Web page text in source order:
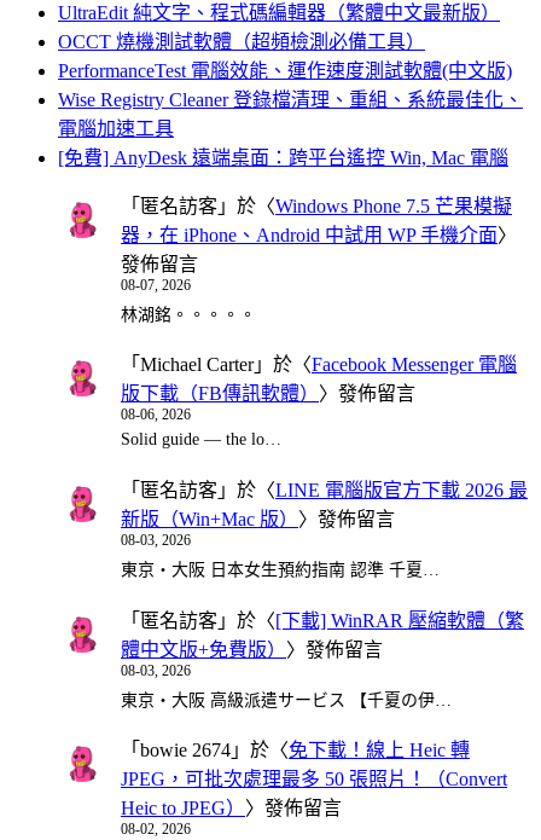
UltraEdit 純文字、程式碼編輯器（繁體中文最新版）
OCCT 燒機測試軟體（超頻檢測必備工具）
PerformanceTest 電腦效能、運作速度測試軟體(中文版)
Wise Registry Cleaner 登錄檔清理、重組、系統最佳化、
電腦加速工具
[免費] AnyDesk 遠端桌面：跨平台遙控 Win, Mac 電腦
「 匿名訪客 」於〈Windows Phone 7.5 芒果模擬
器，在 iPhone、Android 中試用 WP 手機介面〉
發佈留言
08-07, 2026
林湖銘。。。。。
「 Michael Carter」於〈Facebook Messenger 電腦
版下載（FB傳訊軟體） 〉發佈留言
08-06, 2026
Solid guide — the lo…
「 匿名訪客 」於〈LINE 電腦版官方下載 2026 最
新版（Win+Mac 版） 〉發佈留言
08-03, 2026
東京・大阪 日本女生預約指南 認準 千夏…
「 匿名訪客 」於〈[下載] WinRAR 壓縮軟體（繁
體中文版+免費版） 〉發佈留言
08-03, 2026
東京・大阪 高級派遣サービス 【千夏の伊…
「 bowie 2674 」於〈免下載！線上 Heic 轉
JPEG，可批次處理最多 50 張照片！（Convert
Heic to JPEG） 〉發佈留言
08-02, 2026